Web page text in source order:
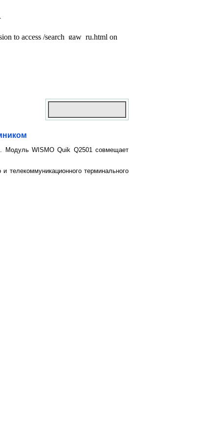
Модуль WISMO Quik Q2501 совмещает
телекоммуникационного терминального